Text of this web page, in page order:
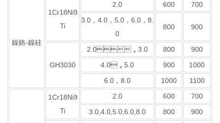
鎳鉻-鎳硅
1Cr18Ni9
Ti
2.0 600
700
3.0，4.0，5.0，6.0，8.
0
800 900
GH3030
2.0，3.0 800
900
4.0，5.0
900
1000
6.0，8.0
1000 1100
1Cr18Ni9
Ti
2.0 600
700
3.0,4.0,5.0,6.0,8.0
800 900